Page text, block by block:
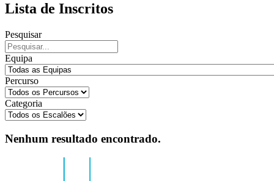
Lista de Inscritos
Pesquisar
Equipa
Percurso
Categoria
Nenhum resultado encontrado.